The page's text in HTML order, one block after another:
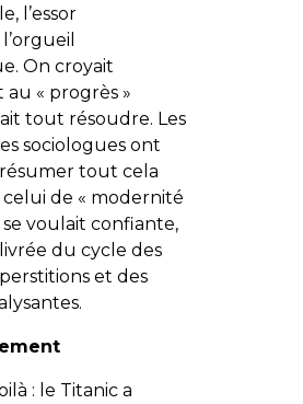
l’essor
On croyait
« progrès »
tout résoudre. Les
sociologues ont
tout cela
de « modernité
se voulait confiante,
du cycle des
et des
: le Titanic a